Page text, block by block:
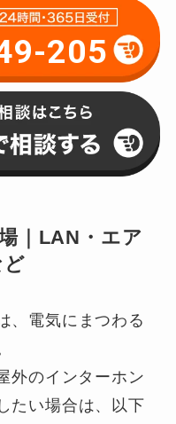
205
｜LAN・エア
ど
、電気にまつわる
外のインターホン
たい場合は、以下